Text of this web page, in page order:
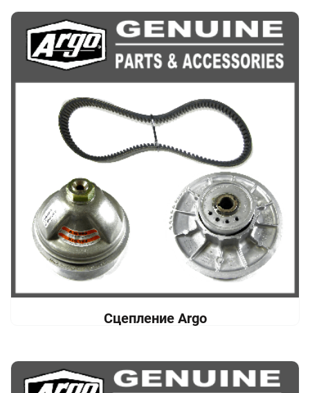
Сцепление Argo